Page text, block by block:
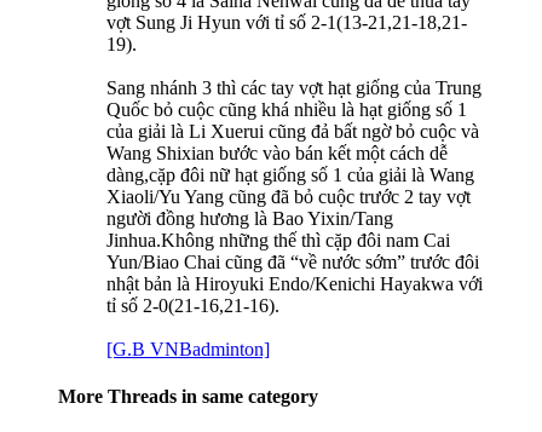
vợt Sung Ji Hyun với tỉ số 2-1(13-21,21-18,21-
19).
Sang nhánh 3 thì các tay vợt hạt giống của Trung
Quốc bỏ cuộc cũng khá nhiều là hạt giống số 1
của giải là Li Xuerui cũng đả bất ngờ bỏ cuộc và
Wang Shixian bước vào bán kết một cách dễ
dàng,cặp đôi nữ hạt giống số 1 của giải là Wang
Xiaoli/Yu Yang cũng đã bỏ cuộc trước 2 tay vợt
người đồng hương là Bao Yixin/Tang
Jinhua.Không những thế thì cặp đôi nam Cai
Yun/Biao Chai cũng đã “về nước sớm” trước đôi
nhật bản là Hiroyuki Endo/Kenichi Hayakwa với
tỉ số 2-0(21-16,21-16).
[G.B VNBadminton]
More Threads in same category